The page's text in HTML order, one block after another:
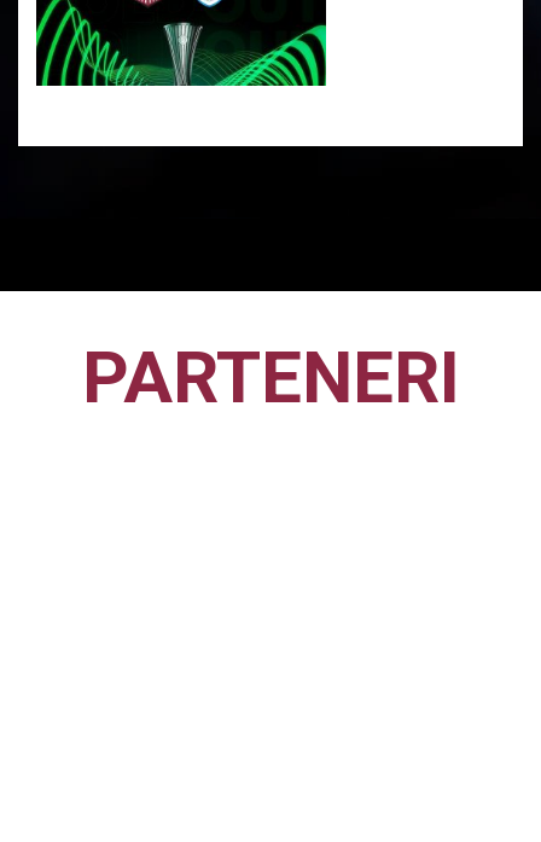
PARTENERI